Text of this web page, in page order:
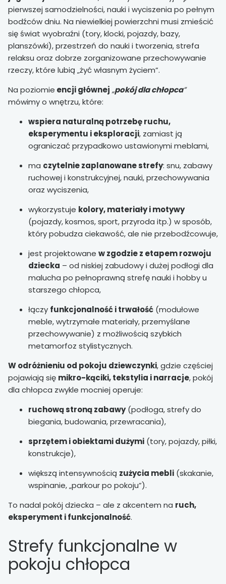
pierwszej samodzielności, nauki i wyciszenia po pełnym
bodźców dniu. Na niewielkiej powierzchni musi zmieścić
się świat wyobraźni (tory, klocki, pojazdy, bazy,
planszówki), przestrzeń do nauki i tworzenia, strefa
relaksu oraz dobrze zorganizowane przechowywanie
rzeczy, które lubią „żyć własnym życiem”.
Na poziomie encji głównej „pokój dla chłopca”
mówimy o wnętrzu, które:
wspiera naturalną potrzebę ruchu,
eksperymentu i eksploracji, zamiast ją
ograniczać przypadkowo ustawionymi meblami,
ma czytelnie zaplanowane strefy: snu, zabawy
ruchowej i konstrukcyjnej, nauki, przechowywania
oraz wyciszenia,
wykorzystuje kolory, materiały i motywy
(pojazdy, kosmos, sport, przyroda itp.) w sposób,
który pobudza ciekawość, ale nie przebodźcowuje,
jest projektowane w zgodzie z etapem rozwoju
dziecka – od niskiej zabudowy i dużej podłogi dla
malucha po pełnoprawną strefę nauki i hobby u
starszego chłopca,
łączy funkcjonalność i trwałość (modułowe
meble, wytrzymałe materiały, przemyślane
przechowywanie) z możliwością szybkich
metamorfoz stylistycznych.
W odróżnieniu od pokoju dziewczynki, gdzie częściej
pojawiają się mikro-kąciki, tekstylia i narracje, pokój
dla chłopca zwykle mocniej operuje:
ruchową stroną zabawy(podłoga, strefy do
biegania, budowania, przewracania),
sprzętem i obiektami dużymi (tory, pojazdy, piłki,
konstrukcje),
większą intensywnością zużycia mebli (skakanie,
wspinanie, „parkour po pokoju”).
To nadal pokój dziecka – ale z akcentem na ruch,
eksperyment i funkcjonalność.
Strefy funkcjonalne w
pokoju chłopca